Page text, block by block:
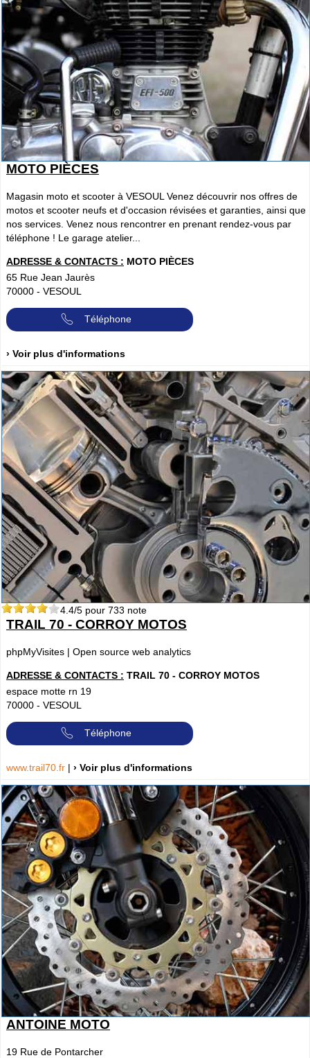
MOTO PIÈCES
Magasin moto et scooter à VESOUL Venez découvrir nos offres de
motos et scooter neufs et d'occasion révisées et garanties, ainsi que
nos services. Venez nous rencontrer en prenant rendez-vous par
téléphone ! Le garage atelier...
ADRESSE & CONTACTS : MOTO PIÈCES
65 Rue Jean Jaurès
70000 - VESOUL
Téléphone
› Voir plus d'informations
4.4/5 pour 733 note
TRAIL 70 - CORROY MOTOS
phpMyVisites | Open source web analytics
ADRESSE & CONTACTS : TRAIL 70 - CORROY MOTOS
espace motte rn 19
70000 - VESOUL
Téléphone
www.trail70.fr | › Voir plus d'informations
ANTOINE MOTO
19 Rue de Pontarcher